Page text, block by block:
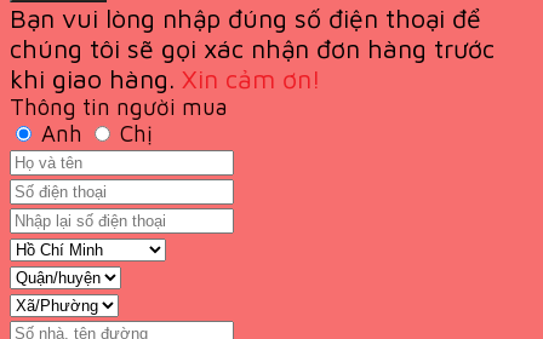
Bạn vui lòng nhập đúng số điện thoại để
chúng tôi sẽ gọi xác nhận đơn hàng trước
khi giao hàng. Xin cảm ơn!
Thông tin người mua
Anh
Chị